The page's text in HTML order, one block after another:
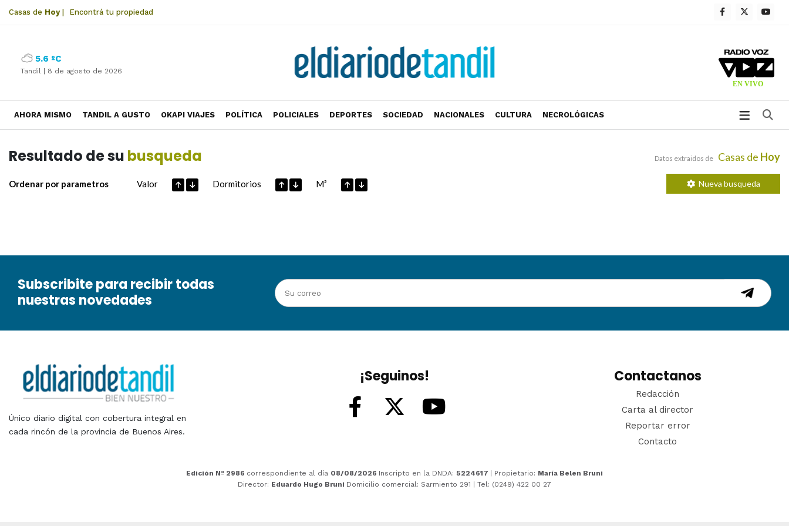
Casas de Hoy| Encontrá tu propiedad
5.6 ºC
Tandil | 8 de agosto de 2026
AHORA MISMO TANDIL A GUSTO OKAPI VIAJES POLÍTICA POLICIALES DEPORTES SOCIEDAD NACIONALES CULTURA NECROLÓGICAS
Resultado de su busqueda Datos extraidos de Casas de Hoy
Ordenar por parametros Valor Dormitorios M² Nueva busqueda
Subscribite para recibir todas
nuestras novedades
Único diario digital con cobertura integral en
cada rincón de la provincia de Buenos Aires.
¡Seguinos! Contactanos
Redacción
Carta al director
Reportar error
Contacto
Edición Nº 2986 correspondiente al día 08/08/2026 Inscripto en la DNDA: 5224617 | Propietario: María Belen Bruni
Director: Eduardo Hugo Bruni Domicilio comercial: Sarmiento 291 | Tel: (0249) 422 00 27